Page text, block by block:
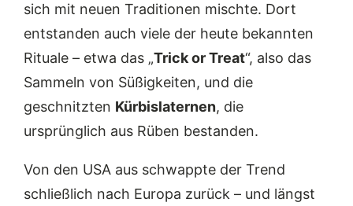
sich mit neuen Traditionen mischte. Dort
entstanden auch viele der heute bekannten
Rituale – etwa das „Trick or Treat“, also das
Sammeln von Süßigkeiten, und die
geschnitzten Kürbislaternen, die
ursprünglich aus Rüben bestanden.
Von den USA aus schwappte der Trend
schließlich nach Europa zurück – und längst